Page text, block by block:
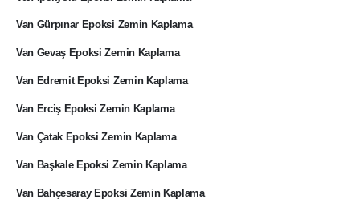
Van Gürpınar Epoksi Zemin Kaplama
Van Gevaş Epoksi Zemin Kaplama
Van Edremit Epoksi Zemin Kaplama
Van Erciş Epoksi Zemin Kaplama
Van Çatak Epoksi Zemin Kaplama
Van Başkale Epoksi Zemin Kaplama
Van Bahçesaray Epoksi Zemin Kaplama